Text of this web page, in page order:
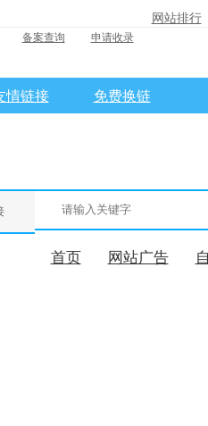
备案查询 申请收录
网站排行
首页 网站广告
情链接 免费换链
消息盒